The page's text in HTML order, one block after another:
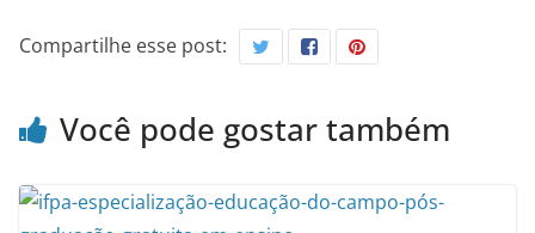
Compartilhe esse post:
Você pode gostar também